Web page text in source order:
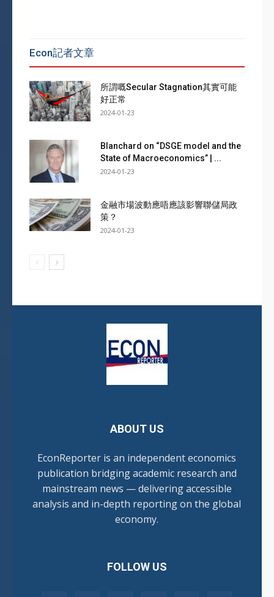
Econ記者文章
所謂嘅Secular Stagnation其實可能
好正常
2024-01-23
Blanchard on “DSGE model and the
State of Macroeconomics” | ...
2024-01-23
金融市場波動應唔應該影響聯儲局政
策？
2024-01-23
ABOUT US
EconReporter is an independent economics
publication bridging academic research and
mainstream news — delivering accessible
analysis and in-depth reporting on the global
economy.
FOLLOW US